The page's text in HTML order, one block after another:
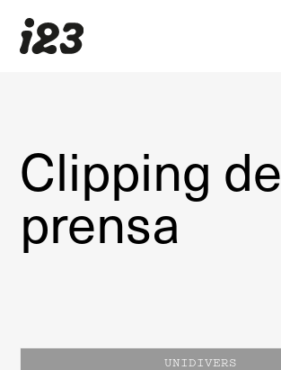
Clipping de
prensa
UNIDIVERS